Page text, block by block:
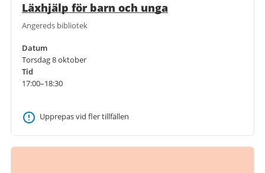
Läxhjälp för barn och unga
Angereds bibliotek
Datum
Torsdag 8 oktober
Tid
17:00–18:30
Upprepas vid fler tillfällen